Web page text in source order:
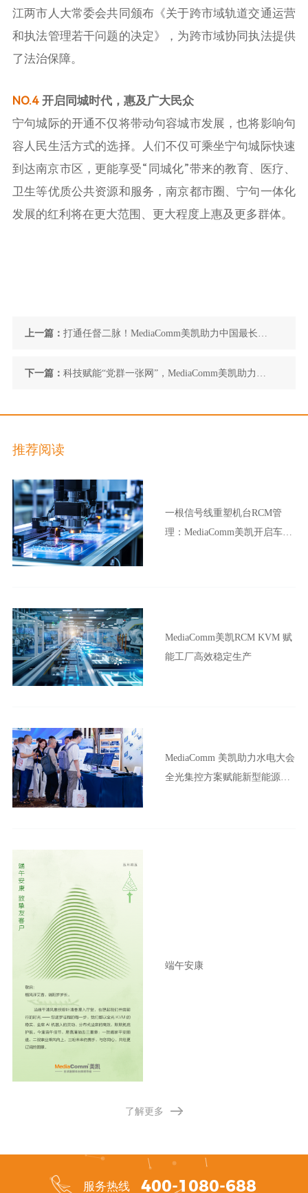
江两市人大常委会共同颁布《关于跨市域轨道交通运营
和执法管理若干问题的决定》，为跨市域协同执法提供
了法治保障。
NO.4开启同城时代，惠及广大民众
宁句城际的开通不仅将带动句容城市发展，也将影响句
容人民生活方式的选择。人们不仅可乘坐宁句城际快速
到达南京市区，更能享受“同城化”带来的教育、医疗、
卫生等优质公共资源和服务，南京都市圈、宁句一体化
发展的红利将在更大范围、更大程度上惠及更多群体。
上一篇： 打通任督二脉！MediaComm美凯助力中国最长水
下隧道顺利通车
下一篇： 科技赋能“党群一张网”，MediaComm美凯助力建
推荐阅读
一根信号线重塑机台RCM管
理：MediaComm美凯开启车企
MediaComm美凯RCM KVM 赋
能工厂高效稳定生产
MediaComm 美凯助力水电大会
全光集控方案赋能新型能源体
端午安康
了解更多
服务热线 400-1080-688